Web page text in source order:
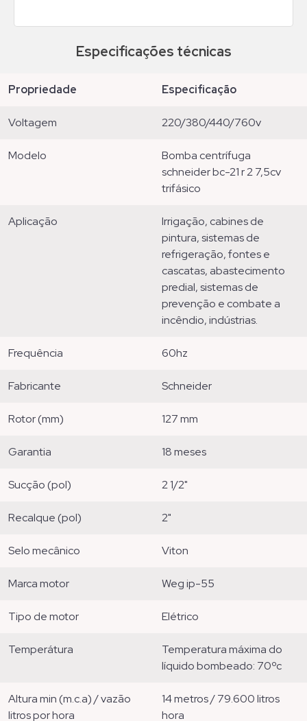
Especificações técnicas
propriedade especificação
voltagem 220/380/440/760v
modelo
bomba centrífuga
schneider bc-21 r 2 7,5cv
trifásico
aplicação
irrigação, cabines de
pintura, sistemas de
refrigeração, fontes e
cascatas, abastecimento
predial, sistemas de
prevenção e combate a
incêndio, indústrias.
frequência 60hz
fabricante schneider
rotor (mm) 127 mm
garantia 18 meses
sucção (pol) 2 1/2"
recalque (pol) 2"
selo mecânico viton
marca motor weg ip-55
tipo de motor elétrico
temperátura
temperatura máxima do
líquido bombeado: 70ºc
altura min (m.c.a) / vazão
litros por hora
14 metros / 79.600 litros
hora